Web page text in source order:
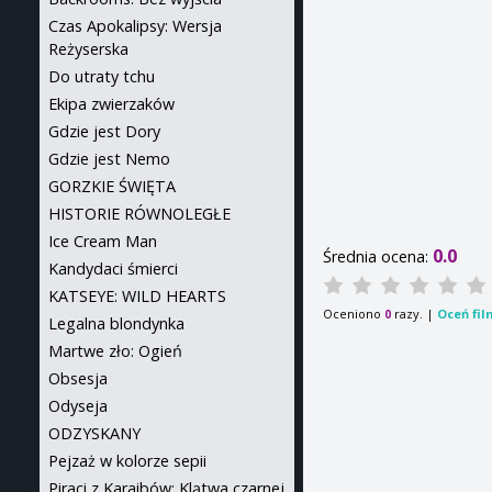
Średnia ocena: 0.0
Oceniono 0 razy. | Oceń
Czas Apokalipsy: Wersja
Reżyserska
Do utraty tchu
Ekipa zwierzaków
Gdzie jest Dory
Gdzie jest Nemo
GORZKIE ŚWIĘTA
HISTORIE RÓWNOLEGŁE
Ice Cream Man
Kandydaci śmierci
KATSEYE: WILD HEARTS
Legalna blondynka
Martwe zło: Ogień
Obsesja
Odyseja
ODZYSKANY
Pejzaż w kolorze sepii